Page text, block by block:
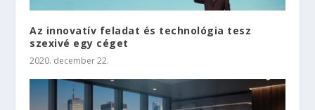
Az innovatív feladat és technológia tesz
szexivé egy céget
2020. december 22.